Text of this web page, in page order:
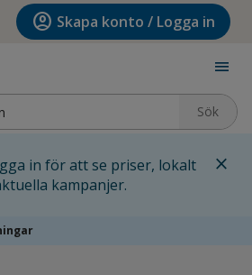
account_circle Skapa konto / Logga in
menu
Sök
in för att se priser, lokalt
kampanjer.
close